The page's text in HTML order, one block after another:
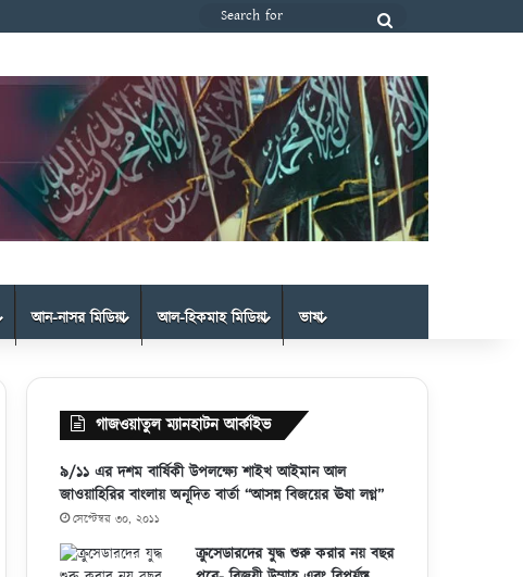
আন-নাসর মিডিয়া আল-হিকমাহ মিডিয়া ভাষা
গাজওয়াতুল ম্যানহাটন আর্কাইভ
৯/১১ এর দশম বার্ষিকী উপলক্ষ্যে শাইখ আইমান আল
জাওয়াহিরির বাংলায় অনূদিত বার্তা “আসন্ন বিজয়ের ঊষা লগ্ন”
সেপ্টেম্বর ৩০, ২০১১
ক্রুসেডারদের যুদ্ধ শুরু করার নয় বছর